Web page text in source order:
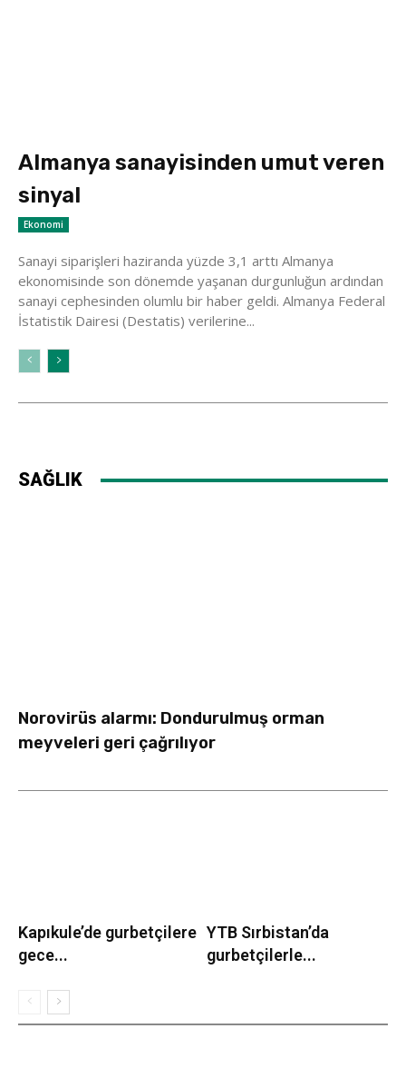
Almanya sanayisinden umut veren
sinyal
Ekonomi
Sanayi siparişleri haziranda yüzde 3,1 arttı Almanya
ekonomisinde son dönemde yaşanan durgunluğun ardından
sanayi cephesinden olumlu bir haber geldi. Almanya Federal
İstatistik Dairesi (Destatis) verilerine...
SAĞLIK
Norovirüs alarmı: Dondurulmuş orman
meyveleri geri çağrılıyor
Kapıkule’de gurbetçilere
gece...
YTB Sırbistan’da
gurbetçilerle...